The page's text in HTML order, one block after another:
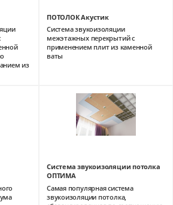
из
ПОТОЛОК Акустик
Система звукоизоляции
межэтажных перекрытий с
применением плит из каменной
ваты
Система звукоизоляции потолка
ОПТИМА
Самая популярная система
звукоизоляции потолка,